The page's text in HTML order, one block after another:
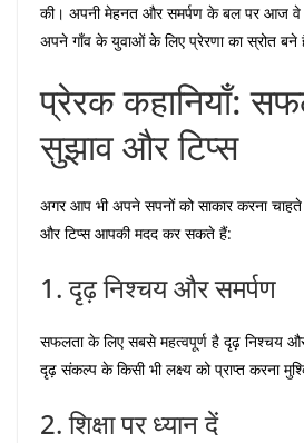
की। अपनी मेहनत और समर्पण के बल पर आज
अपने गाँव के युवाओं के लिए प्रेरणा का स्रोत बने
प्रेरक कहानियाँ:
सुझाव और टिप्स
अगर आप भी अपने सपनों को साकार करना चाहते
और टिप्स आपकी मदद कर सकते हैं:
1. दृढ़ निश्चय और समर्पण
सफलता के लिए सबसे महत्वपूर्ण है दृढ़ निश्चय
दृढ़ संकल्प के किसी भी लक्ष्य को प्राप्त करना
2. शिक्षा पर ध्यान दें